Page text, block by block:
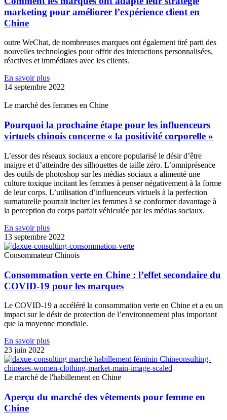
marketing pour améliorer l’expérience client en
Chine
outre WeChat, de nombreuses marques ont également tiré parti des
nouvelles technologies pour offrir des interactions personnalisées,
réactives et immédiates avec les clients.
En savoir plus
14 septembre 2022
Le marché des femmes en Chine
Pourquoi la prochaine étape pour les influenceurs
virtuels chinois concerne « la positivité corporelle »
L’essor des réseaux sociaux a encore popularisé le désir d’être
maigre et d’atteindre des silhouettes de taille zéro. L’omniprésence
des outils de photoshop sur les médias sociaux a alimenté une
culture toxique incitant les femmes à penser négativement à la forme
de leur corps. L’utilisation d’influenceurs virtuels à la perfection
surnaturelle pourrait inciter les femmes à se conformer davantage à
la perception du corps parfait véhiculée par les médias sociaux.
En savoir plus
13 septembre 2022
Consommateur Chinois
Consommation verte en Chine : l’effet secondaire du
COVID-19 pour les marques
Le COVID-19 a accéléré la consommation verte en Chine et a eu un
impact sur le désir de protection de l’environnement plus important
que la moyenne mondiale.
En savoir plus
23 juin 2022
Le marché de l'habillement en Chine
Aperçu du marché des vêtements pour femme en
Chine